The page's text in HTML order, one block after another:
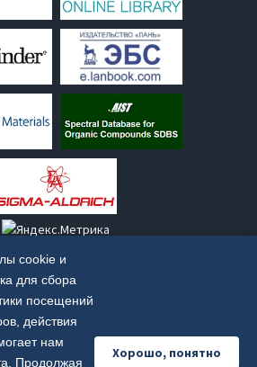
cookie и
для сбора
посещений
действия
нам
Продолжая
Хорошо, понятно
сайта:old.irkinstchem.ru